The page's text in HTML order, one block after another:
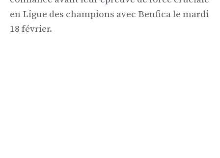
en Ligue des champions avec Benfica le mardi
18 février.